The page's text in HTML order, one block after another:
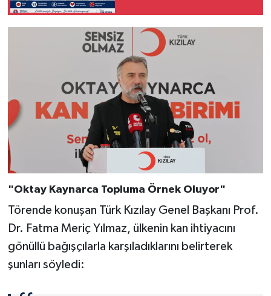
"Oktay Kaynarca Topluma Örnek Oluyor"
Törende konuşan Türk Kızılay Genel Başkanı Prof.
Dr. Fatma Meriç Yılmaz, ülkenin kan ihtiyacını
gönüllü bağışçılarla karşıladıklarını belirterek
şunları söyledi: